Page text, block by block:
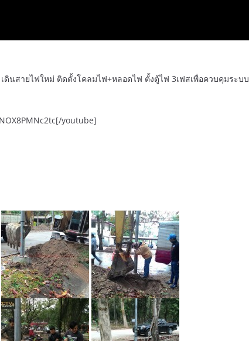
ดินสายไฟใหม่ ติดตั้งโคลมไฟ+หลอดไฟ ตั้งตู้ไฟ 3เฟสเพื่อควบคุมระบบ
youtube]